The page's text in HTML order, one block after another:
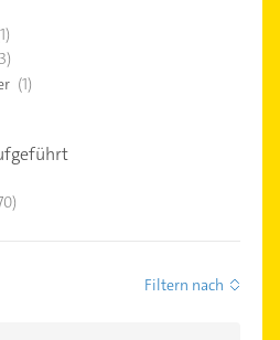
(1)
Filtern nach